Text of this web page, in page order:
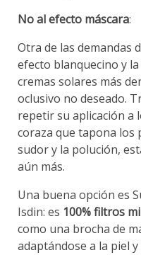
No al efecto máscara:
Otra de las demandas
efecto blanquecino y
cremas solares más
oclusivo no deseado.
repetir su aplicación a
coraza que tapona los
sudor y la polución,
aún más.
Una buena opción es
Isdin: es 100% filtros
como una brocha de
adaptándose a la piel